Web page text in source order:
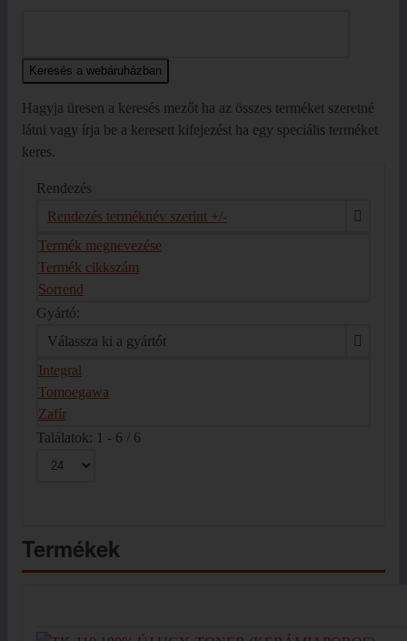
Hagyja üresen a keresés mezőt ha az összes terméket szeretné
látni vagy írja be a keresett kifejezést ha egy speciális terméket
keres.
Rendezés
Rendezés terméknév szerint +/-
Termék megnevezése
Termék cikkszám
Sorrend
Gyártó:
Válassza ki a gyártót
Integral
Tomoegawa
Zafír
Találatok: 1 - 6 / 6
Termékek